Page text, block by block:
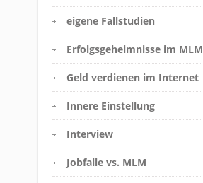
eigene Fallstudien
Erfolgsgeheimnisse im MLM
Geld verdienen im Internet
Innere Einstellung
Interview
Jobfalle vs. MLM